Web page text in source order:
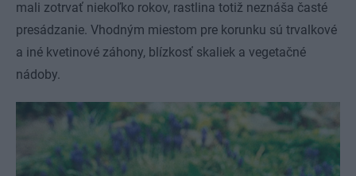
mali zotrvať niekoľko rokov, rastlina totiž neznáša časté
presádzanie. Vhodným miestom pre korunku sú trvalkové
a iné kvetinové záhony, blízkosť skaliek a vegetačné
nádoby.